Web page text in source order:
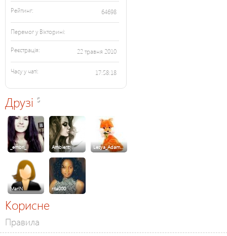
Рейтинг: 64698
Перемог у Вікторині:
Реєстрація: 22 травня 2010
Часу у чаті: 17:58:18
Друзі 5
_embri_ Ambient Lesya_Adam…
MariN rita000
Корисне
Правила